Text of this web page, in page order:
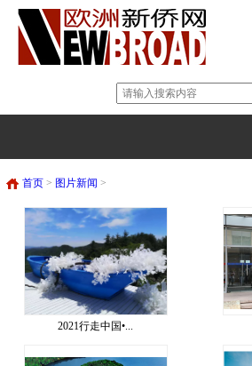
首页 > 图片新闻 >
2021行走中国•...